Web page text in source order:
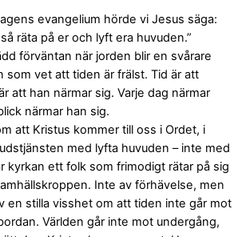
evangelium hörde vi Jesus säga:
räta på er och lyft era huvuden.”
förväntan när jorden blir en svårare
som vet att tiden är frälst. Tid är att
att han närmar sig. Varje dag närmar
närmar han sig.
att Kristus kommer till oss i Ordet, i
med lyfta huvuden – inte med
kyrkan ett folk som frimodigt rätar på sig
Inte av förhävelse, men
en stilla visshet om att tiden inte går mot
Världen går inte mot undergång,